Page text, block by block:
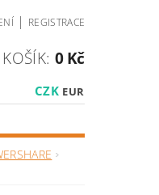
| REGISTRACE
CZK EUR
KOŠÍK: 0 Kč